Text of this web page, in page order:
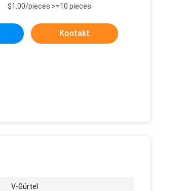
$1.00/pieces >=10 pieces
Kontakt
V-Gürtel